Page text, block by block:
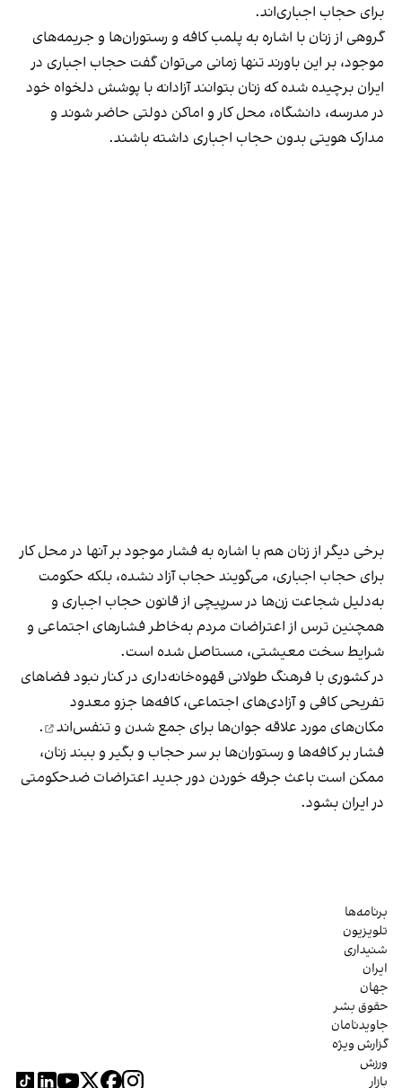
برای حجاب اجباری‌اند.
گروهی از زنان با اشاره به پلمب کافه و رستوران‌ها و جریمه‌های
موجود، بر این باورند تنها زمانی می‌توان گفت حجاب اجباری در
ایران برچیده شده که زنان بتوانند آزادانه با پوشش دلخواه خود
در مدرسه، دانشگاه، محل کار و اماکن دولتی حاضر شوند و
مدارک هویتی بدون حجاب اجباری داشته باشند.
برخی دیگر از زنان هم با اشاره به فشار موجود بر آنها در محل کار
برای حجاب اجباری، می‌گویند حجاب آزاد نشده، بلکه حکومت
به‌دلیل شجاعت زن‌ها در سرپیچی از قانون حجاب اجباری و
همچنین ترس از اعتراضات مردم به‌خاطر فشارهای اجتماعی و
شرایط سخت معیشتی، مستاصل شده است.
در کشوری با فرهنگ طولانی قهوه‌‌خانه‌داری در کنار نبود فضاهای
تفریحی کافی و آزادی‌های اجتماعی، کافه‌ها جزو معدود
مکان‌های مورد علاقه جوان‌ها برای جمع شدن و تنفس‌اند
.
فشار بر کافه‌ها و رستوران‌ها بر سر حجاب و بگیر و ببند زنان،
ممکن است باعث جرقه خوردن دور جدید اعتراضات ضدحکومتی
در ایران بشود.
برنامه‌ها
تلویزیون
شنیداری
ایران
جهان
حقوق بشر
جاویدنامان
گزارش ویژه
ورزش
بازار